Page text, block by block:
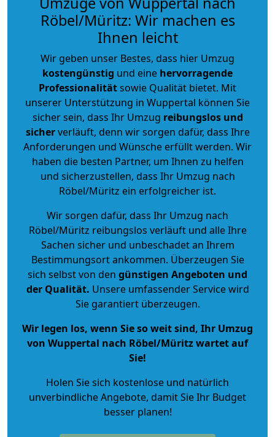
Röbel/Müritz: Wir machen es
Ihnen leicht
Wir geben unser Bestes, dass hier Umzug
kostengünstig und eine hervorragende
Professionalitätsowie Qualität bietet. Mit
unserer Unterstützung in Wuppertal können Sie
sicher sein, dass Ihr Umzug reibungslos und
sicherverläuft, denn wir sorgen dafür, dass Ihre
Anforderungen und Wünsche erfüllt werden. Wir
haben die besten Partner, um Ihnen zu helfen
und sicherzustellen, dass Ihr Umzug nach
Röbel/Müritz ein erfolgreicher ist.
Wir sorgen dafür, dass Ihr Umzug nach
Röbel/Müritz reibungslos verläuft und alle Ihre
Sachen sicher und unbeschadet an Ihrem
Bestimmungsort ankommen. Überzeugen Sie
sich selbst von den günstigen Angeboten und
der Qualität. Unsere umfassender Service wird
Sie garantiert überzeugen.
Wir legen los, wenn Sie so weit sind, Ihr Umzug
von Wuppertal nach Röbel/Müritz wartet auf
Sie!
Holen Sie sich kostenlose und natürlich
unverbindliche Angebote, damit Sie Ihr Budget
besser planen!